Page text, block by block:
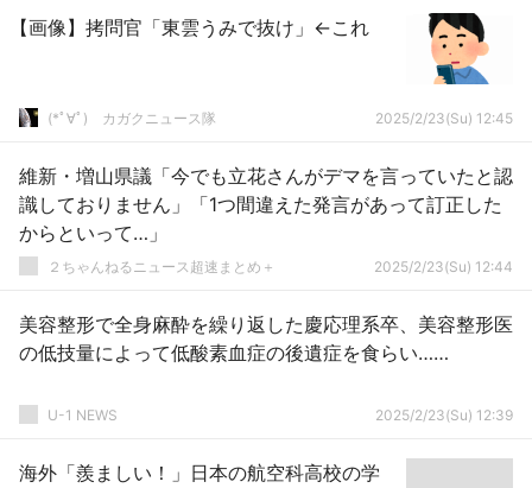
【画像】拷問官「東雲うみで抜け」←これ
(*ﾟ∀ﾟ)ゞカガクニュース隊 2025/2/23(Su) 12:45
維新・増山県議「今でも立花さんがデマを言っていたと認
識しておりません」「1つ間違えた発言があって訂正した
からといって…」
２ちゃんねるニュース超速まとめ＋ 2025/2/23(Su) 12:44
美容整形で全身麻酔を繰り返した慶応理系卒、美容整形医
の低技量によって低酸素血症の後遺症を食らい……
U-1 NEWS 2025/2/23(Su) 12:39
海外「羨ましい！」日本の航空科高校の学